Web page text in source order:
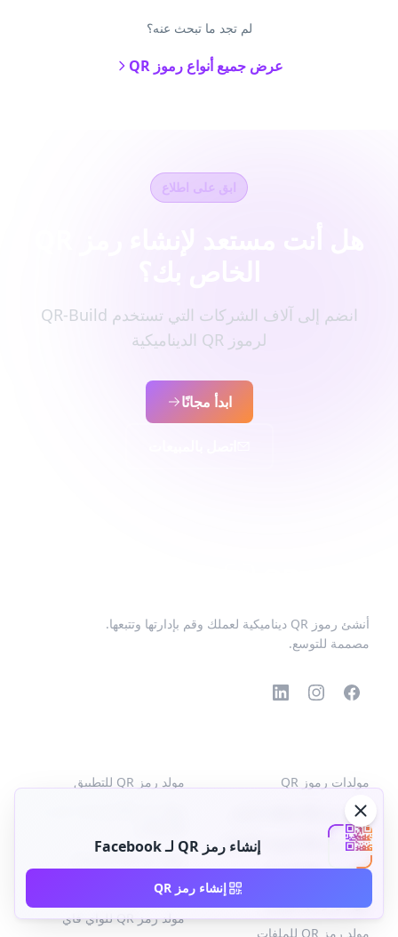
لم تجد ما تبحث عنه؟
عرض جميع أنواع رموز QR
إنشاء رمز QR لـ Facebook
إنشاء رمز QR
ابق على اطلاع
انضم إلى آلاف الشركات التي تستخدم QR-Build
لرموز QR الديناميكية
ابدأ مجانًا
أنشئ رموز QR ديناميكية لعملك وقم بإدارتها وتتبعها.
مصممة للتوسع.
مولدات رموز QR
مولد رمز QR لبطاقة العمل
مولد رمز QR لصفحة الأعمال
مولد رمز QR للرابط
مولد رمز QR للقائمة
مولد رمز QR للملفات
مولد رمز QR للتطبيق
مولد رمز QR لفيسبوك
مولد رمز QR للنص
مولد رمز QR للواي فاي